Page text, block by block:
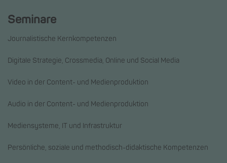
Seminare
Journalistische Kernkompetenzen
Digitale Strategie, Crossmedia, Online und Social Media
Video in der Content- und Medienproduktion
Audio in der Content- und Medienproduktion
Mediensysteme, IT und Infrastruktur
Persönliche, soziale und methodisch-didaktische Kompetenzen